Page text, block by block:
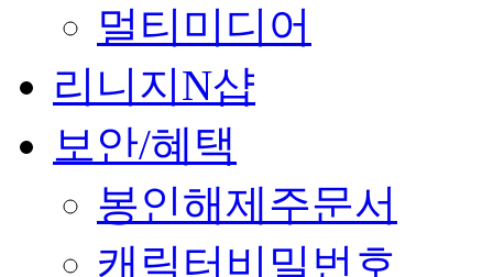
멀티미디어
리니지N샵
보안/혜택
봉인해제주문서
캐릭터비밀번호